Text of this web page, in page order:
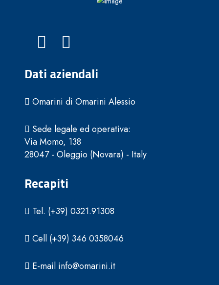
Dati aziendali
Omarini di Omarini Alessio
Sede legale ed operativa:
Via Momo, 138
28047 - Oleggio (Novara) - Italy
Recapiti
Tel. (+39) 0321.91308
Cell (+39) 346 0358046
E-mail info@omarini.it